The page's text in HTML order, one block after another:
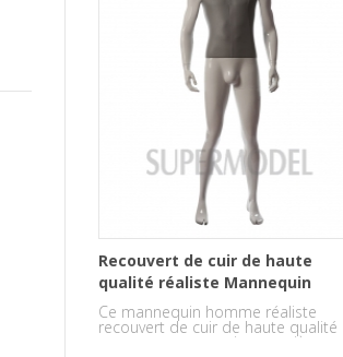
Recouvert de cuir de haute
qualité réaliste Mannequin
homme
Ce mannequin homme réaliste
recouvert de cuir de haute qualité
est recouvert en cuir et matière en